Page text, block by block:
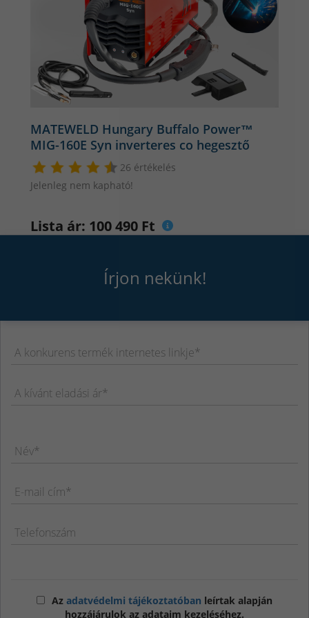
MATEWELD Hungary Buffalo Power™
MIG-160E Syn inverteres co hegesztő
26 értékelés
Jelenleg nem kapható!
Lista ár: 100 490 Ft
Írjon nekünk!
A konkurens termék internetes linkje*
A kívánt eladási ár*
Név*
E-mail cím*
Telefonszám
Az adatvédelmi tájékoztatóban leírtak alapján
hozzájárulok az adataim kezeléséhez.